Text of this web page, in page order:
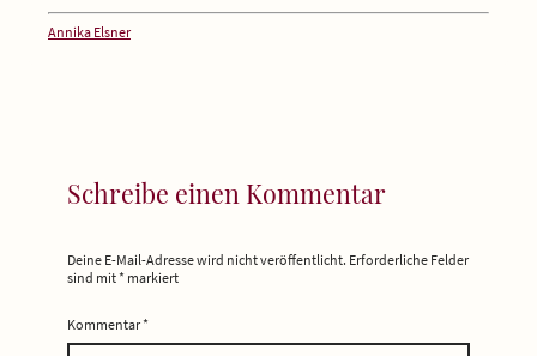
Annika Elsner
Schreibe einen Kommentar
Deine E-Mail-Adresse wird nicht veröffentlicht. Erforderliche Felder
sind mit* markiert
Kommentar*